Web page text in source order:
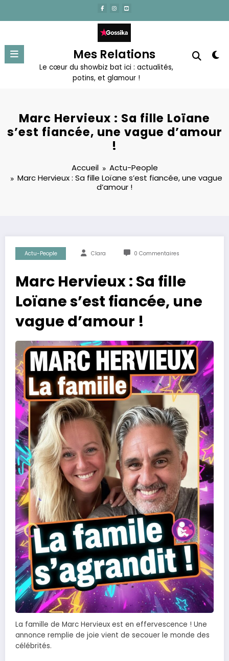
contenu
Mes Relations
Le cœur du showbiz bat ici : actualités,
potins, et glamour !
Marc Hervieux : Sa fille Loïane
s’est fiancée, une vague d’amour
!
Accueil
Actu-People
Marc Hervieux : Sa fille Loïane s’est fiancée, une vague
d’amour !
Actu-People Clara 0 Commentaires
Marc Hervieux : Sa fille
Loïane s’est fiancée, une
vague d’amour !
La famille de Marc Hervieux est en effervescence ! Une
annonce remplie de joie vient de secouer le monde des
célébrités.